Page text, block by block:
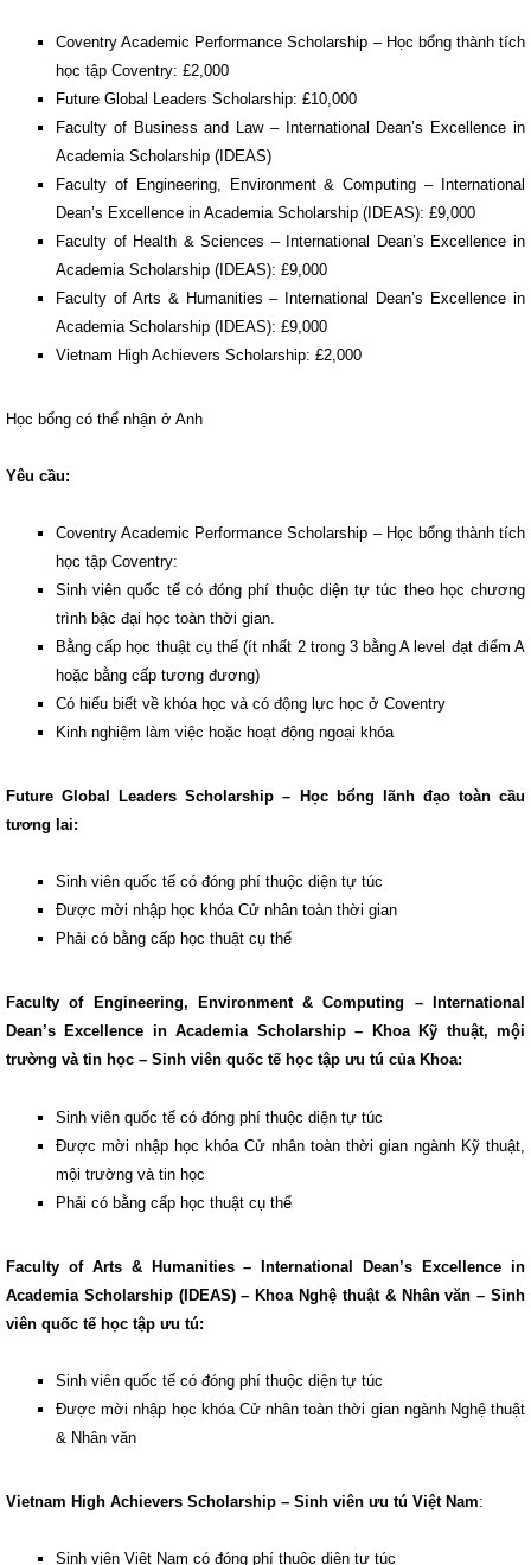
Coventry Academic Performance Scholarship – Học bổng thành tích
học tập Coventry: £2,000
Future Global Leaders Scholarship: £10,000
Faculty of Business and Law – International Dean’s Excellence in
Academia Scholarship (IDEAS)
Faculty of Engineering, Environment & Computing – International
Dean’s Excellence in Academia Scholarship (IDEAS): £9,000
Faculty of Health & Sciences – International Dean’s Excellence in
Academia Scholarship (IDEAS): £9,000
Faculty of Arts & Humanities – International Dean’s Excellence in
Academia Scholarship (IDEAS): £9,000
Vietnam High Achievers Scholarship: £2,000
Học bổng có thể nhận ở Anh
Yêu cầu:
Coventry Academic Performance Scholarship – Học bổng thành tích
học tập Coventry:
Sinh viên quốc tế có đóng phí thuộc diện tự túc theo học chương
trình bậc đại học toàn thời gian.
Bằng cấp học thuật cụ thể (ít nhất 2 trong 3 bằng A level đạt điểm A
hoặc bằng cấp tương đương)
Có hiểu biết về khóa học và có động lực học ở Coventry
Kinh nghiệm làm việc hoặc hoạt động ngoại khóa
Future Global Leaders Scholarship – Học bổng lãnh đạo toàn cầu
tương lai:
Sinh viên quốc tế có đóng phí thuộc diện tự túc
Được mời nhập học khóa Cử nhân toàn thời gian
Phải có bằng cấp học thuật cụ thể
Faculty of Engineering, Environment & Computing – International
Dean’s Excellence in Academia Scholarship – Khoa Kỹ thuật, mội
trường và tin học – Sinh viên quốc tế học tập ưu tú của Khoa:
Sinh viên quốc tế có đóng phí thuộc diện tự túc
Được mời nhập học khóa Cử nhân toàn thời gian ngành Kỹ thuật,
mội trường và tin học
Phải có bằng cấp học thuật cụ thể
Faculty of Arts & Humanities – International Dean’s Excellence in
Academia Scholarship (IDEAS) – Khoa Nghệ thuật & Nhân văn – Sinh
viên quốc tế học tập ưu tú:
Sinh viên quốc tế có đóng phí thuộc diện tự túc
Được mời nhập học khóa Cử nhân toàn thời gian ngành Nghệ thuật
& Nhân văn
Vietnam High Achievers Scholarship – Sinh viên ưu tú Việt Nam:
Sinh viên Việt Nam có đóng phí thuộc diện tự túc